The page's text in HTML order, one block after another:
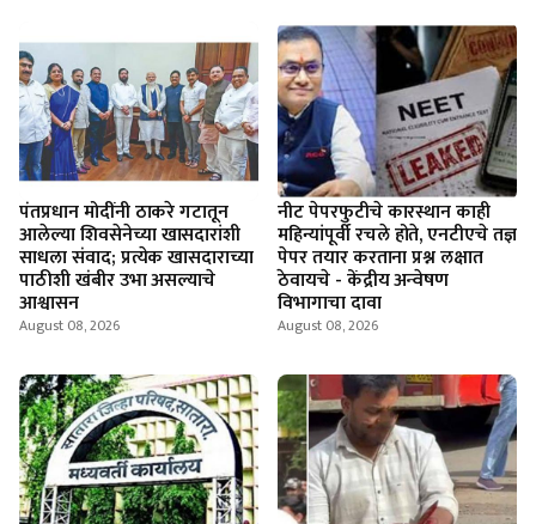
पंतप्रधान मोदींनी ठाकरे गटातून
आलेल्या शिवसेनेच्या खासदारांशी
साधला संवाद; प्रत्येक खासदाराच्या
पाठीशी खंबीर उभा असल्याचे
आश्वासन
August 08, 2026
नीट पेपरफुटीचे कारस्थान काही
महिन्यांपूर्वी रचले होते, एनटीएचे तज्ञ
पेपर तयार करताना प्रश्न लक्षात
ठेवायचे - केंद्रीय अन्वेषण
विभागाचा दावा
August 08, 2026